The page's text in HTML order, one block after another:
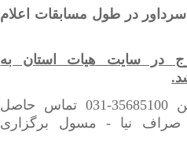
در طول مسابقات اعلام
در سایت هیات استان به
جهت کسب اطلاعات بیشتر با شماره تلفن 35685100-031 تماس حاصل
یا شماره 09137979386 آقای صراف نیا - مسول برگزاری